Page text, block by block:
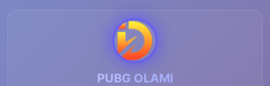
PUBG OLAMI